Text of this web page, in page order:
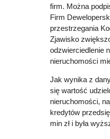
firm. Można
Firm
przestrzegania
Zjawisko
odzwierciedlenie
nieruchomości
Jak wynika z
się wartość
nieruchomości,
kredytów
min zł i była